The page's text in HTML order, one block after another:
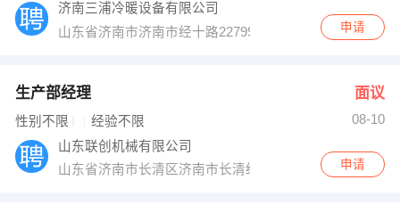
编辑
跟单
其他职位
济南三浦冷暖设备有限公司
山东省济南市济南市经十路22799号和谐广场银座中心2
申请
生产部经理 面议
性别不限 经验不限
08-10
山东联创机械有限公司
山东省济南市长清区济南市长清经济开发区晶恒路6号
申请